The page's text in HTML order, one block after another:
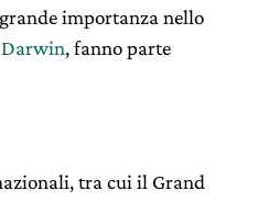
importanza nello
Darwin, fanno parte
tra cui il Grand